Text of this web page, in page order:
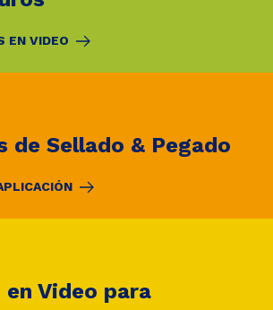
EN VIDEO
de Sellado & Pegado
Video para